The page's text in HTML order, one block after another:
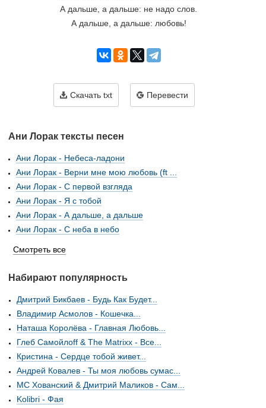
А дальше, а дальше: не надо слов.
А дальше, а дальше: любовь!
Скачать txt Перевести
Ани Лорак тексты песен
Ани Лорак - Небеса-ладони
Ани Лорак - Верни мне мою любовь (ft ...
Ани Лорак - С первой взгляда
Ани Лорак - Я с тобой
Ани Лорак - А дальше, а дальше
Ани Лорак - С неба в небо
Смотреть все
Набирают популярность
Дмитрий Бикбаев - Будь Как Будет...
Владимир Асмолов - Кошечка...
Наташа Королёва - Главная Любовь...
Глеб Самойлоff & The Matrixx - Все...
Кристина - Сердце тобой живет...
Андрей Ковалев - Ты моя любовь сумас...
MC Хованский & Дмитрий Маликов - Сам...
Kolibri - Фая